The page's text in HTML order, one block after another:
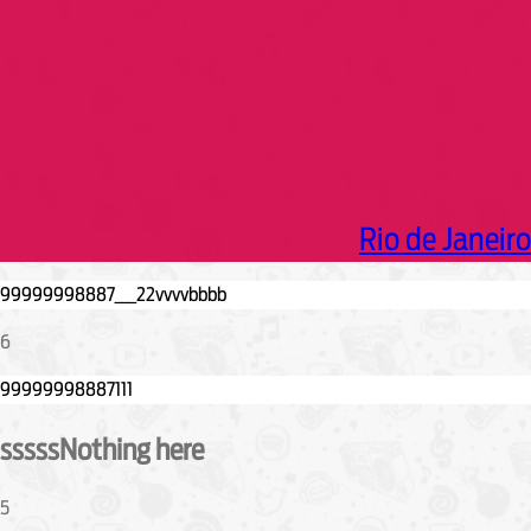
Rio de Janeiro
6
sssssNothing here
5